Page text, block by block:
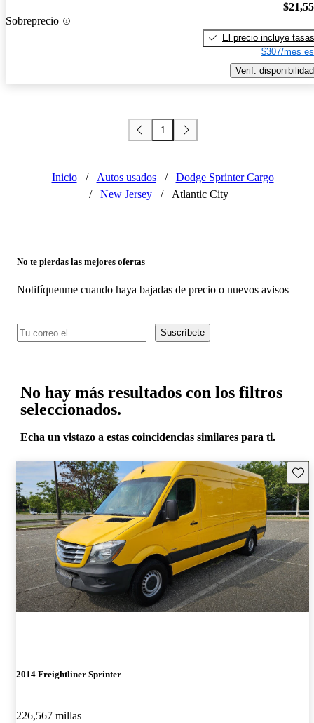
Sobreprecio
El precio incluye tasas
$307/mes
Verif. disponibilidad
1
Inicio / Autos usados /
Dodge Sprinter Cargo
/
New Jersey / Atlantic City
No te pierdas las mejores ofertas
Notifíquenme cuando haya bajadas de precio o nuevos avisos
Suscríbete
No hay más resultados con los filtros
seleccionados.
Echa un vistazo a estas coincidencias similares para ti.
2014 Freightliner Sprinter
226,567 millas